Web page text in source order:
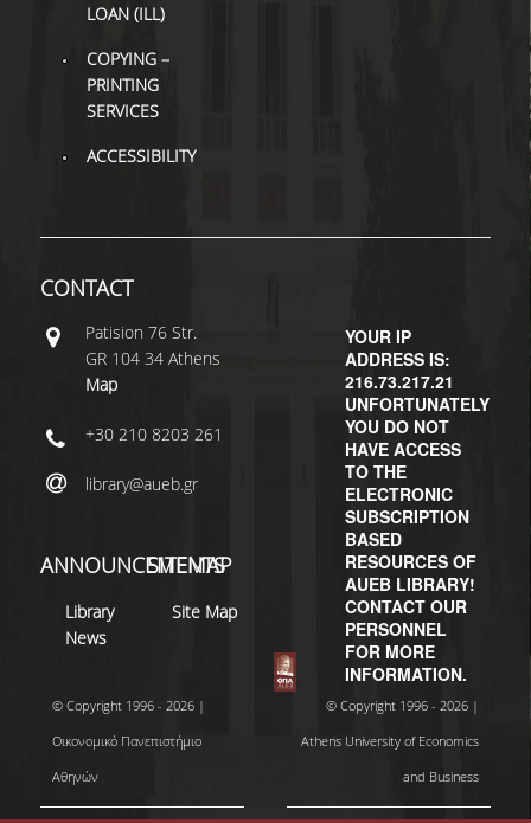
LOAN (ILL)
COPYING –
PRINTING
SERVICES
ACCESSIBILITY
YOUR IP
ADDRESS IS:
216.73.217.21
UNFORTUNATELY
YOU DO NOT
HAVE ACCESS
TO THE
ELECTRONIC
SUBSCRIPTION
BASED
RESOURCES OF
AUEB LIBRARY!
CONTACT OUR
PERSONNEL
FOR MORE
INFORMATION.
CONTACT
Patisiοn 76 Str.
GR 104 34 Athens
Map
+30 210 8203 261
library@aueb.gr
ANNOUNCEMENTS
Library
News
SITEMAP
Site Map
© Copyright 1996 - 2026 |
Οικονομικό Πανεπιστήμιο
Αθηνών
© Copyright 1996 - 2026 |
Athens University of Economics
and Business